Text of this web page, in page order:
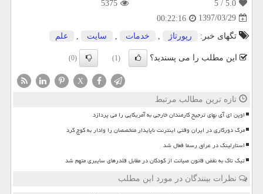
5.0
/ 5
5375
1397/03/29
00:22:16
تگهای خبر:
رپورتاژ خدمات سایت علم
این مطلب را می پسندید؟ (1)
(0)
X
تازه ترین مطالب مرتبط
اوپن ای آی بهای ترجیح کارمندان خارجی به آمریکایی را می پردازد
مرگ دورکاری در ایران وقتی اینترنت ناپایدار متخصصان را وادار به کوچ کرد
استارلینک در عراق رسما فعال شد
تیک تاک به نقض قانون صیانت از کودکان در مقابل قلدرهای سایبری متهم شد
نظرات بینندگان در مورد این مطلب